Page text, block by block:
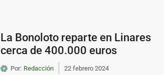
La Bonoloto reparte en Linares
cerca de 400.000 euros
Por: Redacción 22 febrero 2024